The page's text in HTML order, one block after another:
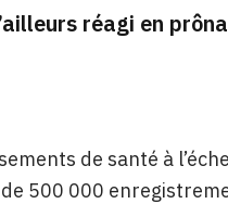
réagi en
de santé à
500 000